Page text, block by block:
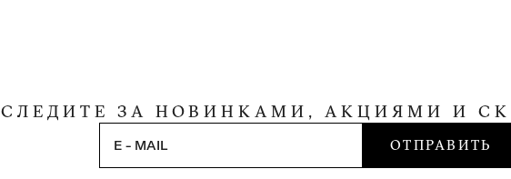
СЛЕДИТЕ ЗА НОВИНКАМИ, АКЦИЯМИ И
E - MAIL ОТПРАВИТЬ